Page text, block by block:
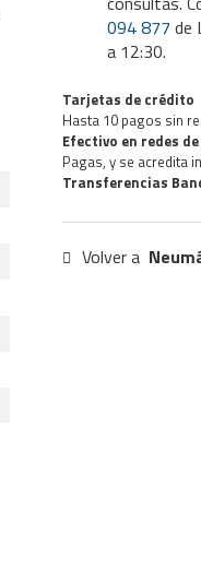
094 877 de
a 12:30.
Tarjetas de crédito
Hasta 10 pagos sin
Efectivo en redes
Pagas, y se acredita
Transferencias
Volver a